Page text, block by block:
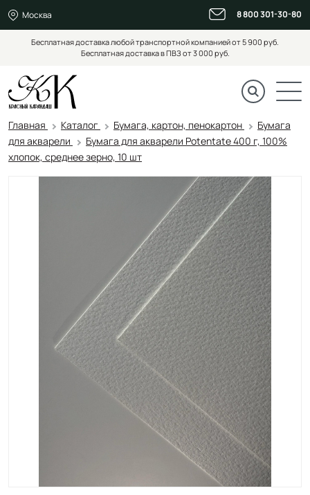
Москва 8 800 301-30-80
Бесплатная доставка любой транспортной компанией от 5 900 руб.
Бесплатная доставка в ПВЗ от 3 000 руб.
Главная Каталог Бумага, картон, пенокартон
Бумага
для акварели
Бумага для акварели Potentate 400 г, 100%
хлопок, среднее зерно, 10 шт